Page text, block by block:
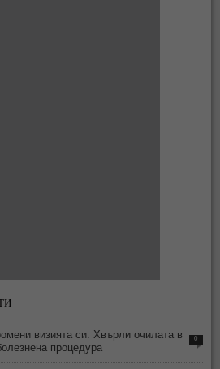
визията си: Хвърли очилата в
процедура
0